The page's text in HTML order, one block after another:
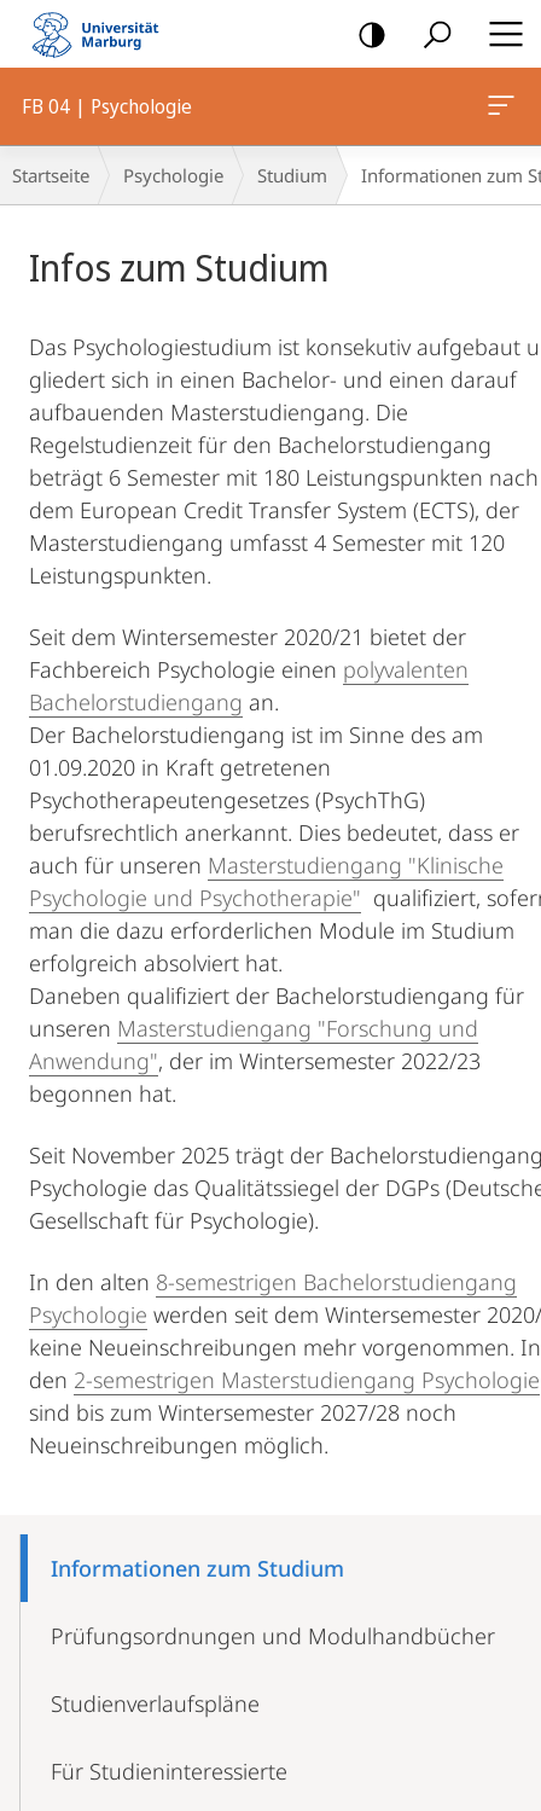
Mobile-
Navigation
FB 04 | Psychologie
Breadcrumb-
Navigation
Startseite Psychologie Studium Informationen zum
Infos zum Studium
Das Psychologiestudium ist konsekutiv aufgebaut
gliedert sich in einen Bachelor- und einen darauf
aufbauenden Masterstudiengang. Die
Regelstudienzeit für den Bachelorstudiengang
beträgt 6 Semester mit 180 Leistungspunkten nach
dem European Credit Transfer System (ECTS), der
Masterstudiengang umfasst 4 Semester mit 120
Leistungspunkten.
Seit dem Wintersemester 2020/21 bietet der
Fachbereich Psychologie einen polyvalenten
Bachelorstudiengang an.
Der Bachelorstudiengang ist im Sinne des am
01.09.2020 in Kraft getretenen
Psychotherapeutengesetzes (PsychThG)
berufsrechtlich anerkannt. Dies bedeutet, dass er
auch für unseren Masterstudiengang "Klinische
Psychologie und Psychotherapie" qualifiziert,
man die dazu erforderlichen Module im Studium
erfolgreich absolviert hat.
Daneben qualifiziert der Bachelorstudiengang für
unseren Masterstudiengang "Forschung und
Anwendung", der im Wintersemester 2022/23
begonnen hat.
Seit November 2025 trägt der
Psychologie das Qualitätssiegel der DGPs
Gesellschaft für Psychologie).
In den alten 8-semestrigen Bachelorstudiengang
Psychologie werden seit dem Wintersemester
keine Neueinschreibungen mehr vorgenommen. In
den 2-semestrigen Masterstudiengang Psychologie
sind bis zum Wintersemester 2027/28 noch
Neueinschreibungen möglich.
NavigationInformationen zum Studium
Prüfungsordnungen und Modulhandbücher
Studienverlaufspläne
Für Studieninteressierte